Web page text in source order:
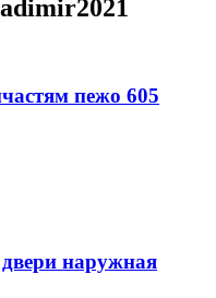
пежо 605
наружная